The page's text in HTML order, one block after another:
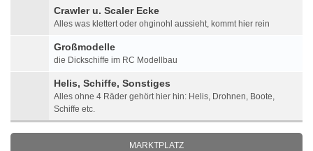
Crawler u. Scaler Ecke
Alles was klettert oder ohginohl aussieht, kommt hier rein
Großmodelle
die Dickschiffe im RC Modellbau
Helis, Schiffe, Sonstiges
Alles ohne 4 Räder gehört hier hin: Helis, Drohnen, Boote,
Schiffe etc.
MARKTPLATZ